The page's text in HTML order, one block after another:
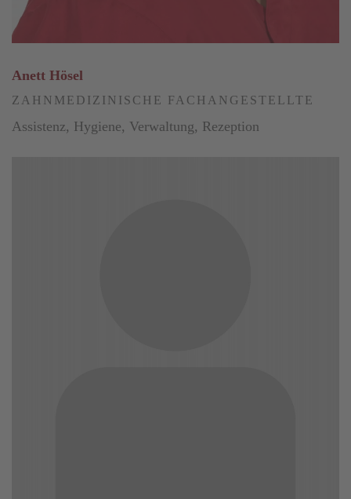
Anett Hösel
ZAHNMEDIZINISCHE FACHANGESTELLTE
Assistenz, Hygiene, Verwaltung, Rezeption